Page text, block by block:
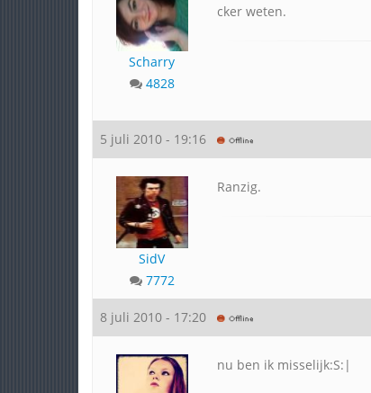
Scharry
4828
cker weten.
5 juli 2010 - 19:16
SidV
7772
Ranzig.
8 juli 2010 - 17:20
nu ben ik misselijk:S:|